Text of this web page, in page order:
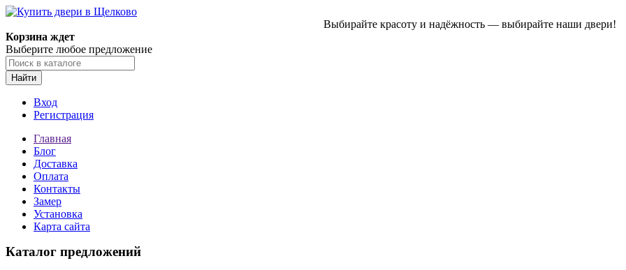
Выбирайте красоту и надёжность — выбирайте наши двери!
Корзина ждет
Выберите любое предложение
Найти
Вход
Регистрация
Главная
Блог
Доставка
Оплата
Контакты
Замер
Установка
Карта сайта
Каталог предложений